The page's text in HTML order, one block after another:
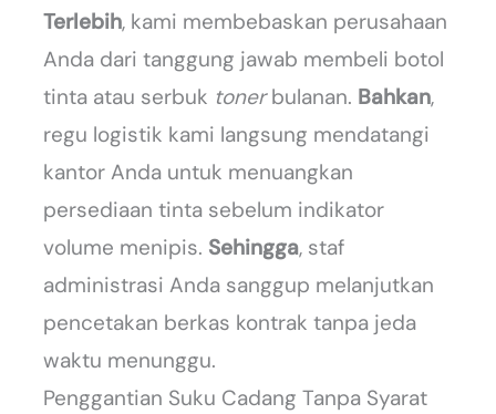
Terlebih, kami membebaskan perusahaan
Anda dari tanggung jawab membeli botol
tinta atau serbuk tonerbulanan. Bahkan,
regu logistik kami langsung mendatangi
kantor Anda untuk menuangkan
persediaan tinta sebelum indikator
volume menipis. Sehingga, staf
administrasi Anda sanggup melanjutkan
pencetakan berkas kontrak tanpa jeda
waktu menunggu.
Penggantian Suku Cadang Tanpa Syarat